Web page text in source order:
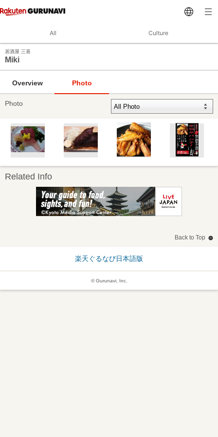
All Culture
居酒屋 三喜
Miki
Overview Photo
Photo
Related Info
Back to Top
楽天ぐるなび日本語版
© Gurunavi, Inc.